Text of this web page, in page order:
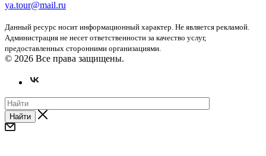
ya.tour@mail.ru
Данный ресурс носит информационный характер. Не является рекламой.
Администрация не несет ответственности за качество услуг,
предоставленных сторонними организациями.
© 2026 Все права защищены.
Найти